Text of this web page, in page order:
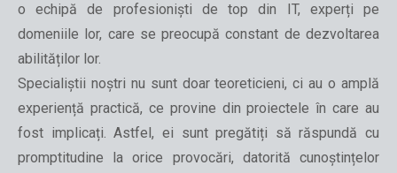
o echipă de profesioniști de top din IT, experți pe
domeniile lor, care se preocupă constant de dezvoltarea
abilităților lor.
Specialiștii noștri nu sunt doar teoreticieni, ci au o amplă
experiență practică, ce provine din proiectele în care au
fost implicați. Astfel, ei sunt pregătiți să răspundă cu
promptitudine la orice provocări, datorită cunoștințelor